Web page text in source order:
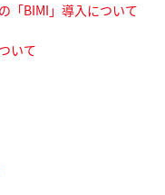
「BIMI」導入について
いて